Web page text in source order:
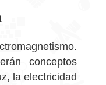
conceptos
la electricidad